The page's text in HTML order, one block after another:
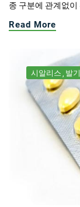
종 구분에 관계없
Read More
시알리스 발